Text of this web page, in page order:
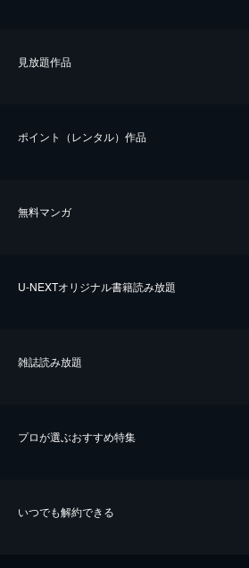
⾒放題作品
ポイント（レンタル）作品
無料マンガ
U-NEXTオリジナル書籍読み放題
雑誌読み放題
プロが選ぶおすすめ特集
いつでも解約できる